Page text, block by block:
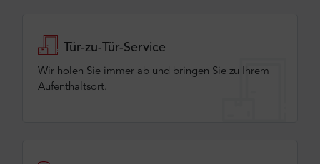
Tür-zu-Tür-Service
Wir holen Sie immer ab und bringen Sie zu Ihrem
Aufenthaltsort.